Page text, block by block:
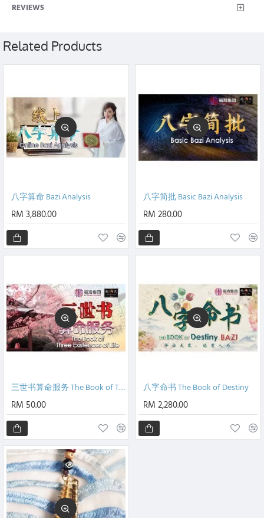
REVIEWS
Related Products
八字算命 Bazi Analysis
RM 3,880.00
八字简批 Basic Bazi Analysis
RM 280.00
三世书算命服务 The Book of Three Existences of Life
RM 50.00
八字命书 The Book of Destiny
RM 2,280.00